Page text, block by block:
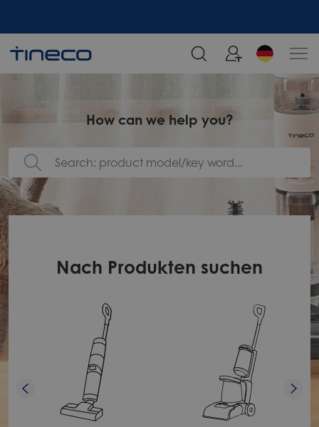
How can we help you?
Nach Produkten suchen